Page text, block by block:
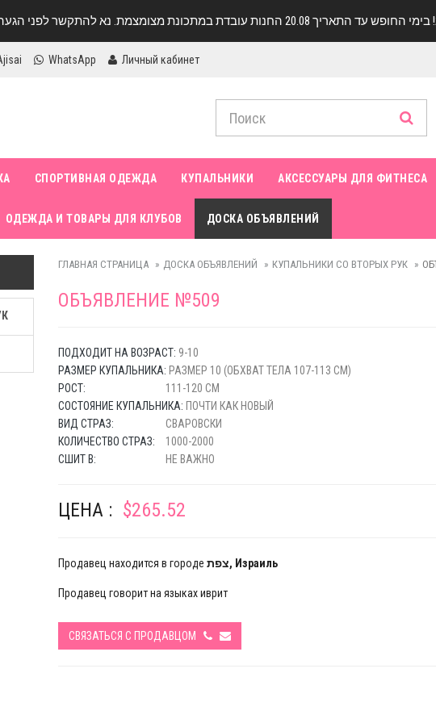
WhatsApp Личный кабинет
СПОРТИВНАЯ ОДЕЖДА КУПАЛЬНИКИ АКСЕССУАРЫ ДЛЯ ФИТНЕСА
ОДЕЖДА И ТОВАРЫ ДЛЯ КЛУБОВ ДОСКА ОБЪЯВЛЕНИЙ
ГЛАВНАЯ СТРАНИЦА ДОСКА ОБЪЯВЛЕНИЙ КУПАЛЬНИКИ СО ВТОРЫХ РУК
ОБЪЯВЛЕНИЕ №509
ПОДХОДИТ НА ВОЗРАСТ: 9-10
РАЗМЕР КУПАЛЬНИКА: РАЗМЕР 10 (ОБХВАТ ТЕЛА 107-113 СМ)
РОСТ:
111-120 СМ
СОСТОЯНИЕ КУПАЛЬНИКА: ПОЧТИ КАК НОВЫЙ
ВИД СТРАЗ:
СВАРОВСКИ
КОЛИЧЕСТВО СТРАЗ:
1000-2000
СШИТ В:
НЕ ВАЖНО
ЦЕНА : $265.52
Продавец находится в городе צפת, Израиль
Продавец говорит на языках иврит
СВЯЗАТЬСЯ С ПРОДАВЦОМ